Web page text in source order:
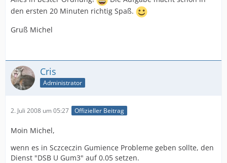
den ersten 20 Minuten richtig Spaß.
Gruß Michel
Cris
Administrator
2. Juli 2008 um 05:27 Offizieller Beitrag
Moin Michel,
wenn es in Sczceczin Gumience Probleme geben sollte, den
Dienst "DSB U Gum3" auf 0.05 setzen.